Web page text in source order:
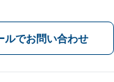
ご利用ください】
ルでお問い合わせ